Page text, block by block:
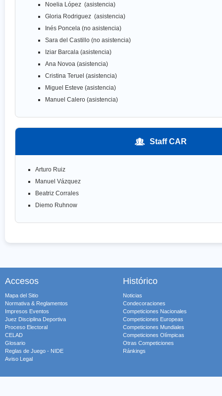
Noelia López (asistencia)
Gloria Rodriguez (asistencia)
Inés Poncela (no asistencia)
Sara del Castillo (no asistencia)
Iziar Barcala (asistencia)
Ana Novoa (asistencia)
Cristina Teruel (asistencia)
Miguel Esteve (asistencia)
Manuel Calero (asistencia)
Staff CAR
Arturo Ruiz
Manuel Vázquez
Beatriz Corrales
Diemo Ruhnow
Accesos
Mapa del Sitio
Normativa & Reglamentos
Impresos Eventos
Juez Disciplina Deportiva
Proceso Electoral
CELAD
Glosario
Reglas de Juego - NIDE
Aviso Legal
Histórico
Noticias
Condecoraciones
Competiciones Nacionales
Competiciones Europeas
Competiciones Mundiales
Competiciones Olímpicas
Otras Competiciones
Ránkings